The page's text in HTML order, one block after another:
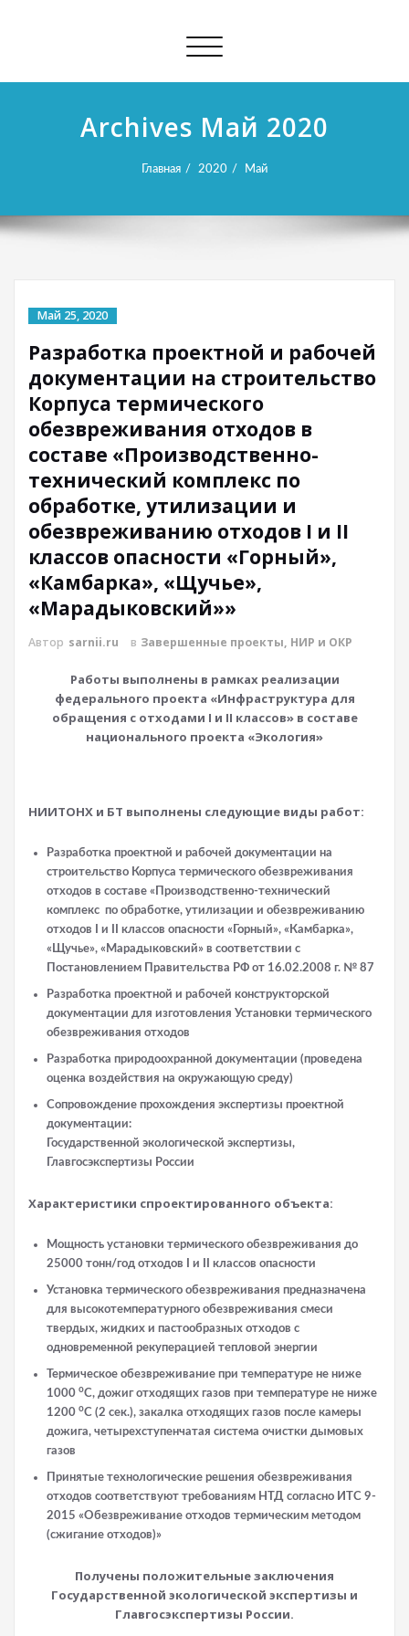
Показать/
навигацию
Archives Май 2020
Главная 2020 Май
Май 25, 2020
Разработка проектной и рабочей
документации на строительство
Корпуса термического
обезвреживания отходов в
составе «Производственно-
технический комплекс по
обработке, утилизации и
обезвреживанию отходов I и II
классов опасности «Горный»,
«Камбарка», «Щучье»,
«Марадыковский»»
Автор sarnii.ru в Завершенные проекты, НИР и ОКР
Работы выполнены в рамках реализации
федерального проекта «Инфраструктура для
обращения с отходами I и II классов» в составе
национального проекта «Экология»
НИИТОНХ и БТ выполнены следующие виды работ:
Разработка проектной и рабочей документации на
строительство Корпуса термического обезвреживания
отходов в составе «Производственно-технический
комплекс по обработке, утилизации и обезвреживанию
отходов
и классов опасности «Горный», «Камбарка»,
«Щучье», « Марадыковский» в соответствии с
Постановлением Правительства РФ от 16.02.2008 г. № 87
Разработка проектной и рабочей конструкторской
документации для изготовления Установки термического
обезвреживания отходов
Разработка природоохранной документации (проведена
оценка воздействия на окружающую среду)
Сопровождение прохождения экспертизы проектной
документации:
Государственной экологической экспертизы,
Главгосэкспертизы России
Характеристики спроектированного объекта:
Мощность установки термического обезвреживания до
25000 тонн/год отходов I и II классов опасности
Установка термического обезвреживания предназначена
для высокотемпературного обезвреживания смеси
твердых, жидких и пастообразных отходов с
одновременной рекуперацией тепловой энергии
Термическое обезвреживание при температуре не ниже
1000 oC, дожиг отходящих газов при температуре не ниже
1200 oC (2 сек.), закалка отходящих газов после камеры
дожига, четырехступенчатая система очистки дымовых
газов
Принятые технологические решения обезвреживания
отходов соответствуют требованиям НТД согласно ИТС 9-
2015 «Обезвреживание отходов термическим методом
(сжигание отходов)»
Получены положительные заключения
Государственной экологической экспертизы и
Главгосэкспертизы России.